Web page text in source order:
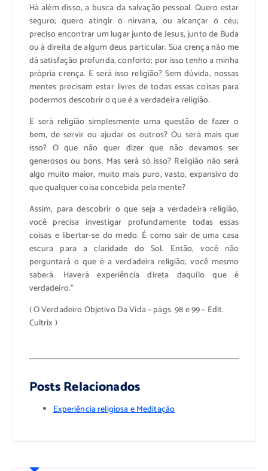
Há além disso, a busca da salvação pessoal. Quero estar
seguro; quero atingir o nirvana, ou alcançar o céu;
preciso encontrar um lugar junto de Jesus, junto de Buda
ou à direita de algum deus particular. Sua crença não me
dá satisfação profunda, conforto; por isso tenho a minha
própria crença. E será isso religião? Sem dúvida, nossas
mentes precisam estar livres de todas essas coisas para
podermos descobrir o que é a verdadeira religião.
E será religião simplesmente uma questão de fazer o
bem, de servir ou ajudar os outros? Ou será mais que
isso? O que não quer dizer que não devamos ser
generosos ou bons. Mas será só isso? Religião não será
algo muito maior, muito mais puro, vasto, expansivo do
que qualquer coisa concebida pela mente?
Assim, para descobrir o que seja a verdadeira religião,
você precisa investigar profundamente todas essas
coisas e libertar-se do medo. É como sair de uma casa
escura para a claridade do Sol. Então, você não
perguntará o que é a verdadeira religião; você mesmo
saberá. Haverá experiência direta daquilo que é
verdadeiro.”
( O Verdadeiro Objetivo Da Vida – págs. 98 e 99 – Edit.
Cultrix )
Posts Relacionados
Experiência religiosa e Meditação